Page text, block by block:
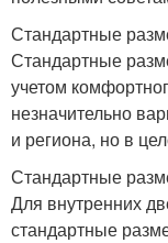
Стандартные
Стандартные
учетом
незначительно
и региона, но в
Стандартные
Для внутренних
стандартные